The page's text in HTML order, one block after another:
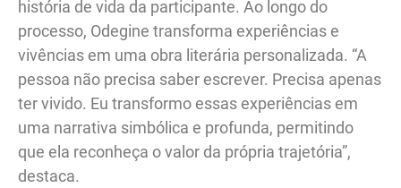
história de vida da participante. Ao longo do
processo, Odegine transforma experiências e
vivências em uma obra literária personalizada. “A
pessoa não precisa saber escrever. Precisa apenas
ter vivido. Eu transformo essas experiências em
uma narrativa simbólica e profunda, permitindo
que ela reconheça o valor da própria trajetória”,
destaca.